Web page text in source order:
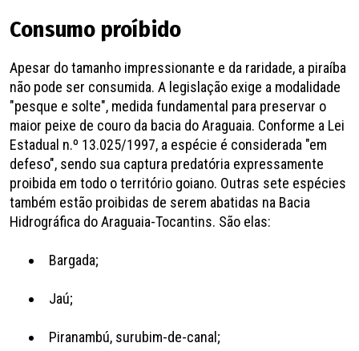
Consumo proíbido
Apesar do tamanho impressionante e da raridade, a piraíba
não pode ser consumida. A legislação exige a modalidade
"pesque e solte", medida fundamental para preservar o
maior peixe de couro da bacia do Araguaia. Conforme a Lei
Estadual n.º 13.025/1997, a espécie é considerada "em
defeso", sendo sua captura predatória expressamente
proibida em todo o território goiano. Outras sete espécies
também estão proibidas de serem abatidas na Bacia
Hidrográfica do Araguaia-Tocantins. São elas:
Bargada;
Jaú;
Piranambú, surubim-de-canal;